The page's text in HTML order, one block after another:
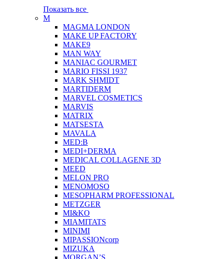
Показать все
M
MAGMA LONDON
MAKE UP FACTORY
MAKE9
MAN WAY
MANIAC GOURMET
MARIO FISSI 1937
MARK SHMIDT
MARTIDERM
MARVEL COSMETICS
MARVIS
MATRIX
MATSESTA
MAVALA
MED:B
MEDI+DERMA
MEDICAL COLLAGENE 3D
MEED
MELON PRO
MENOMOSO
MESOPHARM PROFESSIONAL
METZGER
MI&KO
MIAMITATS
MINIMI
MIPASSIONcorp
MIZUKA
MORGAN’S